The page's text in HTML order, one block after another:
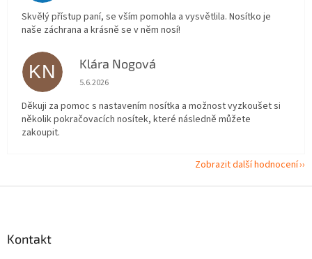
Skvělý přístup paní, se vším pomohla a vysvětlila. Nosítko je
naše záchrana a krásně se v něm nosí!
KN Klára Nogová
Hodnocení obchodu je 5 z 5 hvězdiček.
5.6.2026
Děkuji za pomoc s nastavením nosítka a možnost vyzkoušet si
několik pokračovacích nosítek, které následně můžete
zakoupit.
Zobrazit další hodnocení
Kontakt